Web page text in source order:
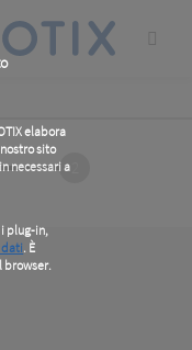
elabora
sito
necessari a
plug-in,
. È
browser.